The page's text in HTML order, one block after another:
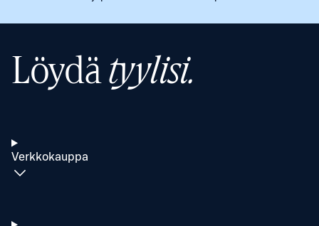
Löydä tyylisi.
Verkkokauppa